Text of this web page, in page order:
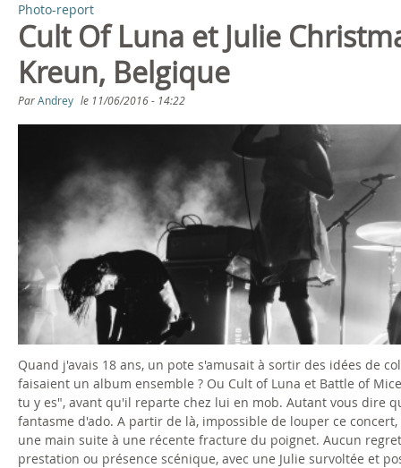
Photo-report
Cult Of Luna et Julie
Kreun, Belgique
ParAndrey le 11/06/2016 - 14:22
Quand j'avais 18 ans, un pote s'amusait à sortir des idées de
faisaient un album ensemble ? Ou Cult of Luna et Battle of
tu y es", avant qu'il reparte chez lui en mob. Autant vous dire
fantasme d'ado. A partir de là, impossible de louper ce
une main suite à une récente fracture du poignet. Aucun
prestation ou présence scénique, avec une Julie survoltée et
P
a
g
e